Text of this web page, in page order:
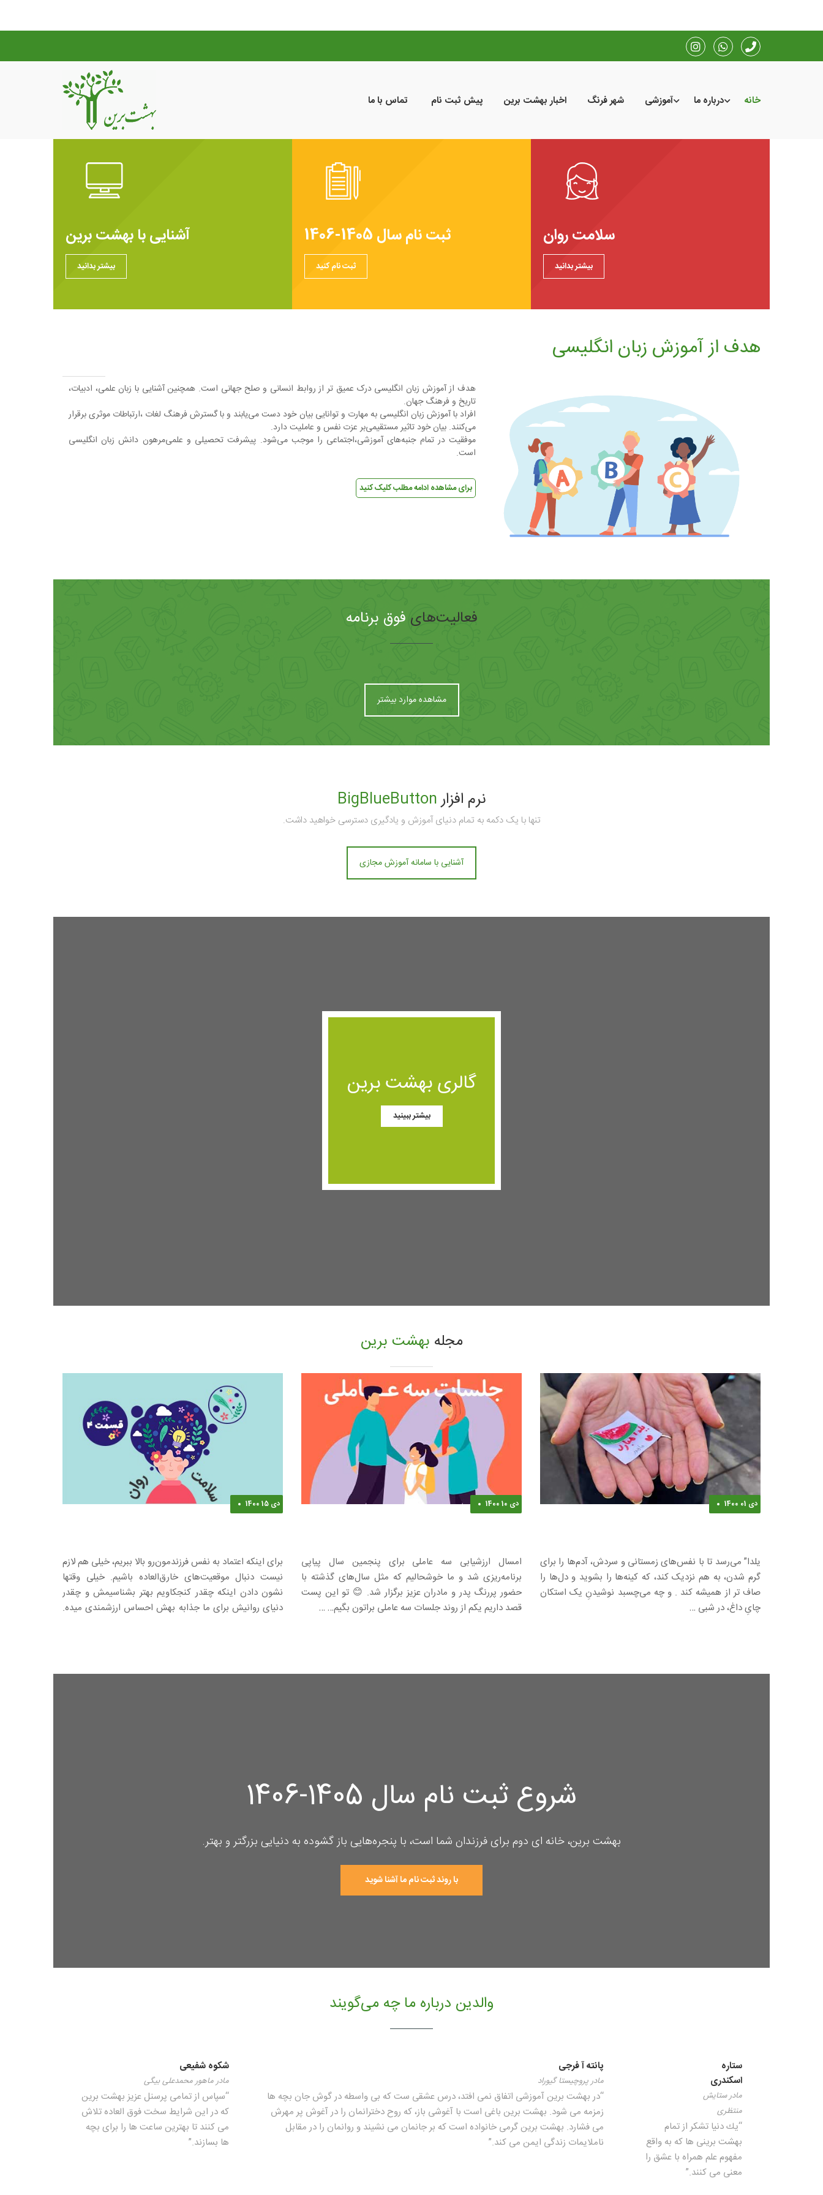
خانه درباره ما آموزشی شهر فرنگ اخبار بهشت برین پیش ثبت نام تماس با ما
آشنایی با بهشت برین
بیشتر بدانید
ثبت نام سال 1405-1406
ثبت نام کنید
سلامت روان
بیشتر بدانید
هدف از آموزش زبان انگلیسی
هدف از آموزش زبان انگلیسی درک عمیق تر از روابط انسانی و صلح جهانی است. همچنین آشنایی با زبان علمی، ادبیات،
تاریخ و فرهنگ جهان.
افراد با آموزش زبان انگلیسی به مهارت و توانایی بیان خود دست می‌یابند و با گسترش فرهنگ لغات ،ارتباطات موثری برقرار
می‌کنند. بیان خود تاثیر مستقیمی‌بر عزت نفس و عاملیت دارد.
موفقیت در تمام جنبه‌های آموزشی،اجتماعی را موجب می‌شود. پیشرفت تحصیلی و علمی‌مرهون دانش زبان انگلیسی
است.
برای مشاهده ادامه مطلب کلیک کنید
فعالیت‌های فوق برنامه
مشاهده موارد بیشتر
نرم افزارBigBlueButton
تنها با یک دکمه به تمام دنیای آموزش و یادگیری دسترسی خواهید داشت.
آشنایی با سامانه آموزش مجازی
گالری بهشت برین
بیشتر ببینید
مجله بهشت برین
دی 15 1400
برای اینکه اعتماد به نفس فرزندمون‌رو بالا ببریم، خیلی هم لازم
نیست دنبال موقعیت‌های خارق‌العاده باشیم. خیلی وقتها
نشون دادن اینکه چقدر کنجکاویم بهتر بشناسیمش و چقدر
دنیای روانیش برای ما جذابه بهش احساس ارزشمندی میده.
دی 10 1400
امسال ارزشیابی سه عاملی برای پنجمین سال پیاپی
برنامه‌ریزی شد‌‌ و ما خوشحالیم که مثل سال‌های گذشته با
حضور پر‌رنگ پدر و مادران عزیز برگزار شد. 😊 تو این پست
قصد داریم یکم از روند جلسات سه عاملی براتون بگیم… …
دی 01 1400
یلدا” می‌رسد تا با نفس‌های زمستانی و سردش، آدم‌ها را برای
گرم شدن، به هم نزدیک کند، که کینه‌ها را بشوید و دل‌ها را
صاف تر از همیشه کند . و چه می‌چسبد نوشیدنِ یک استکان
چایِ داغ، در شبی …
شروع ثبت نام سال 1405-1406
بهشت برین، خانه ای دوم برای فرزندان شما است، با پنجره‌هایی باز گشوده به دنیایی بزرگتر و بهتر.
با روند ثبت نام ما آشنا شوید
والدین درباره ما چه می‌گویند
ستاره
اسکندری
مادر ستایش
منتظری
“يك دنيا تشكر از تمام
بهشت برينی ها كه به واقع
مفهوم علم همراه با عشق را
معنی می كنند.”
پانته آ فرجی
مادر پروچیستا گیوراد
“در بهشت برین آموزشی اتفاق نمی افتد، درس عشقی ست که بی واسطه در گوش جان بچه ها
زمزمه می شود. بهشت برین باغی است با آغوشی باز، که روح دخترانمان را در آغوش پر مهرش
می فشارد. بهشت برین گرمی خانواده است که بر جانمان می نشیند و روانمان را در مقابل
ناملایمات زندگی ایمن می کند.”
شکوه شفیعی
مادر ماهور محمدعلی بیگی
“سپاس از تمامی پرسنل عزیز بهشت برین
که در این شرایط سخت فوق العاده تلاش
می کنند تا بهترین ساعت ها را برای بچه
ها بسازند.”